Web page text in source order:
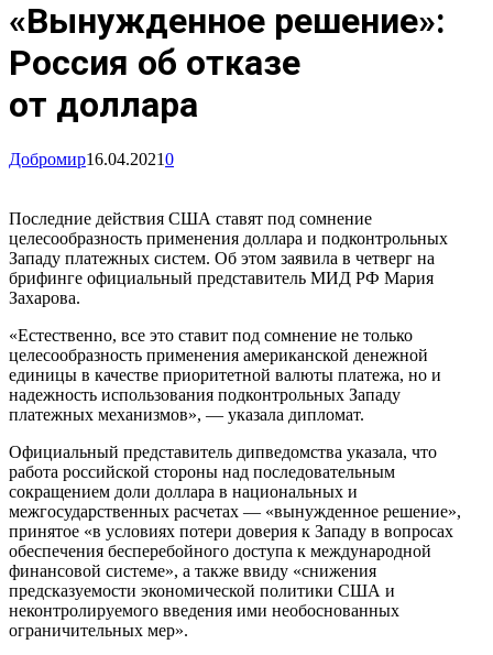
«Вынужденное решение»:
Россия об отказе
от доллара
Добромир16.04.20210
Последние действия США ставят под сомнение
целесообразность применения доллара и подконтрольных
Западу платежных систем. Об этом заявила в четверг на
брифинге официальный представитель МИД РФ Мария
Захарова.
«Естественно, все это ставит под сомнение не только
целесообразность применения американской денежной
единицы в качестве приоритетной валюты платежа, но и
надежность использования подконтрольных Западу
платежных механизмов», — указала дипломат.
Официальный представитель дипведомства указала, что
работа российской стороны над последовательным
сокращением доли доллара в национальных и
межгосударственных расчетах — «вынужденное решение»,
принятое «в условиях потери доверия к Западу в вопросах
обеспечения бесперебойного доступа к международной
финансовой системе», а также ввиду «снижения
предсказуемости экономической политики США и
неконтролируемого введения ими необоснованных
ограничительных мер».